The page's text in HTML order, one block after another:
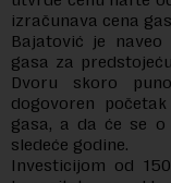
izračunava cena
Bajatović je
gasa za
Dvoru skoro
dogovoren
gasa, a da će se
sledeće godine.
Investicijom od